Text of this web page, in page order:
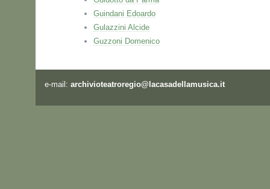
Guindani Edoardo
Gulazzini Alcide
Guzzoni Domenico
e-mail: archivioteatroregio@lacasadellamusica.it